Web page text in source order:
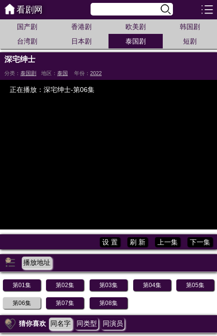
看剧网
国产剧 香港剧 欧美剧
韩国剧
台湾剧
日本剧 泰国剧 短剧
深宅绅士
分类： 泰国剧 地区： 泰国 年份： 2022
正在播放：深宅绅士-第06集
设 置 刷 新 上一集 下一集
播放地址
第01集 第02集 第03集 第04集 第05集
第06集 第07集 第08集
猜你喜欢 同名字 同类型 同演员